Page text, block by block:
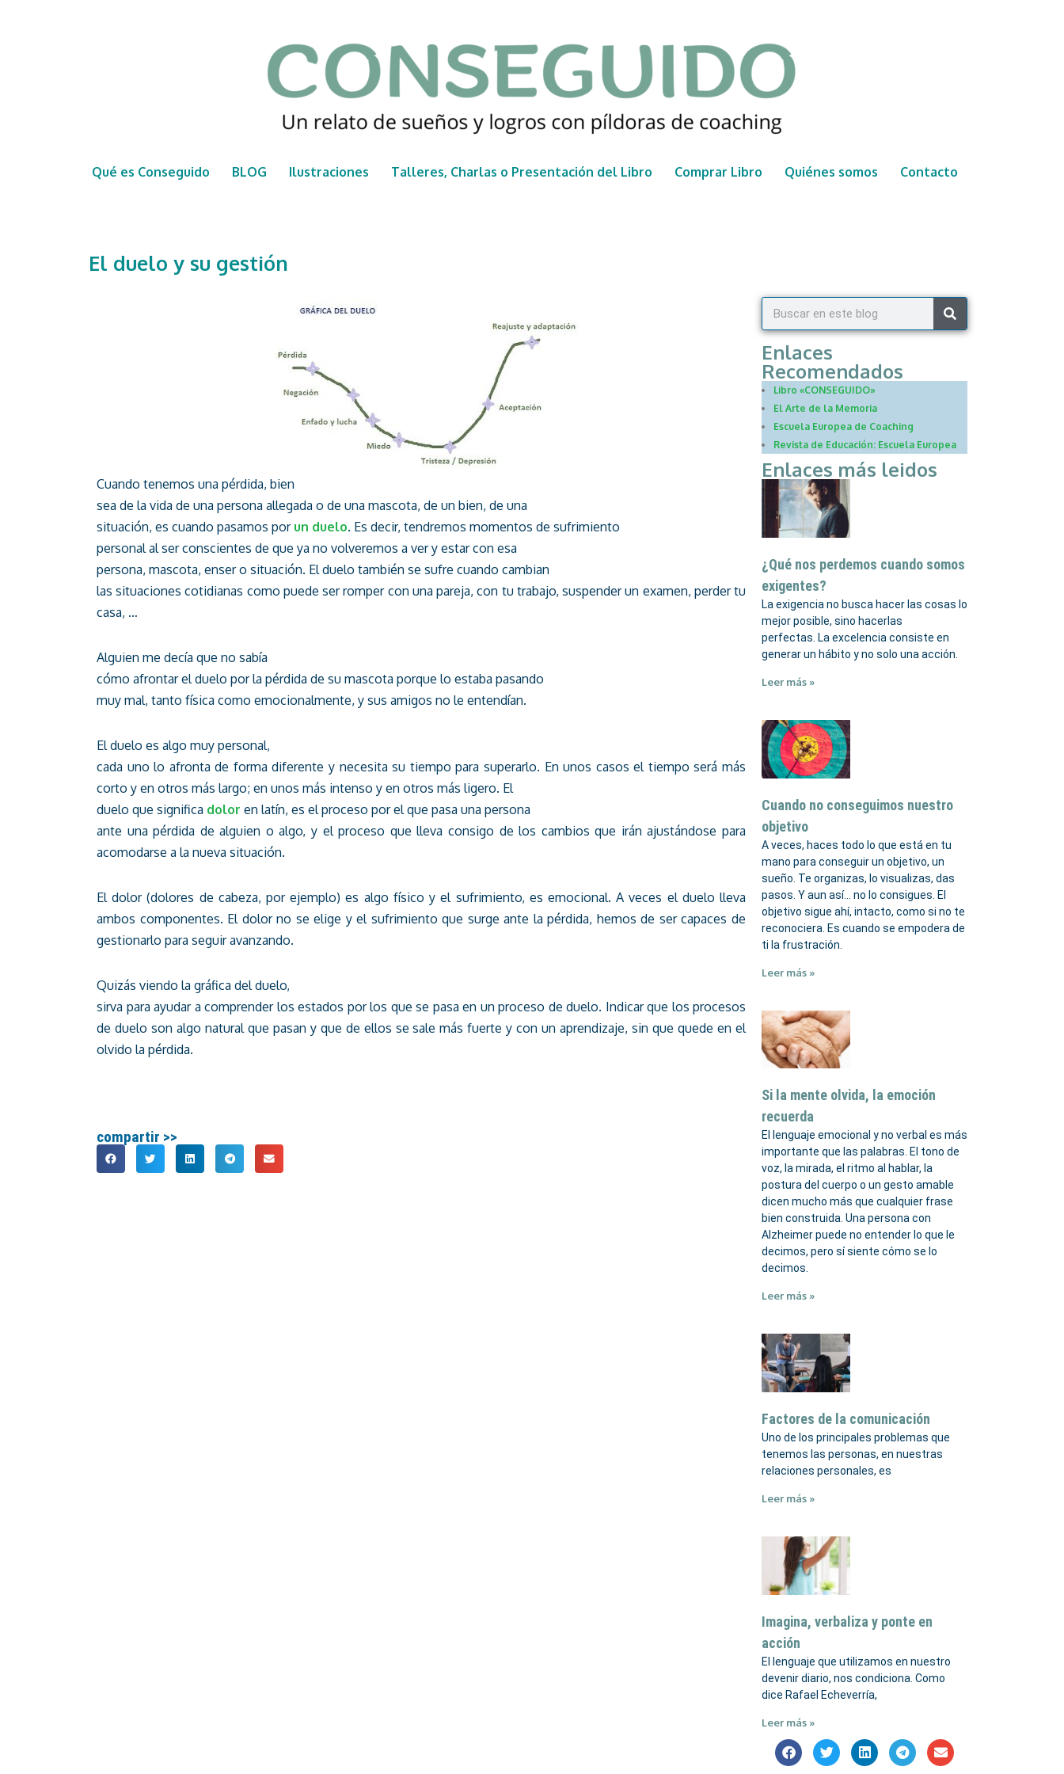
Qué es Conseguido BLOG Ilustraciones Talleres, Charlas o Presentación del Libro Comprar Libro Quiénes somos Contacto
El duelo y su gestión
Cuando tenemos una pérdida, bien
sea de la vida de una persona allegada o de una mascota, de un bien, de una
situación, es cuando pasamos por un duelo. Es decir, tendremos momentos de sufrimiento
personal al ser conscientes de que ya no volveremos a ver y estar con esa
persona, mascota, enser o situación. El duelo también se sufre cuando cambian
las situaciones cotidianas como puede ser romper con una pareja, con tu trabajo, suspender un examen, perder tu
casa, …
Alguien me decía que no sabía
cómo afrontar el duelo por la pérdida de su mascota porque lo estaba pasando
muy mal, tanto física como emocionalmente, y sus amigos no le entendían.
El duelo es algo muy personal,
cada uno lo afronta de forma diferente y necesita su tiempo para superarlo. En unos casos el tiempo será más
corto y en otros más largo; en unos más intenso y en otros más ligero. El
duelo que significa dolor en latín, es el proceso por el que pasa una persona
ante una pérdida de alguien o algo, y el proceso que lleva consigo de los cambios que irán ajustándose para
acomodarse a la nueva situación.
El dolor (dolores de cabeza, por ejemplo) es algo físico y el sufrimiento, es emocional. A veces el duelo lleva
ambos componentes. El dolor no se elige y el sufrimiento que surge ante la pérdida, hemos de ser capaces de
gestionarlo para seguir avanzando.
Quizás viendo la gráfica del duelo,
sirva para ayudar a comprender los estados por los que se pasa en un proceso de duelo. Indicar que los procesos
de duelo son algo natural que pasan y que de ellos se sale más fuerte y con un aprendizaje, sin que quede en el
olvido la pérdida.
compartir >>
Enlaces
Recomendados
Libro «CONSEGUIDO»
El Arte de la Memoria
Escuela Europea de Coaching
Revista de Educación: Escuela Europea
Enlaces más leidos
¿Qué nos perdemos cuando somos
exigentes?
La exigencia no busca hacer las cosas lo
mejor posible, sino hacerlas
perfectas. La excelencia consiste en
generar un hábito y no solo una acción.
Leer más »
Cuando no conseguimos nuestro
objetivo
A veces, haces todo lo que está en tu
mano para conseguir un objetivo, un
sueño. Te organizas, lo visualizas, das
pasos. Y aun así… no lo consigues. El
objetivo sigue ahí, intacto, como si no te
reconociera. Es cuando se empodera de
ti la frustración.
Leer más »
Si la mente olvida, la emoción
recuerda
El lenguaje emocional y no verbal es más
importante que las palabras. El tono de
voz, la mirada, el ritmo al hablar, la
postura del cuerpo o un gesto amable
dicen mucho más que cualquier frase
bien construida. Una persona con
Alzheimer puede no entender lo que le
decimos, pero sí siente cómo se lo
decimos.
Leer más »
Factores de la comunicación
Uno de los principales problemas que
tenemos las personas, en nuestras
relaciones personales, es
Leer más »
Imagina, verbaliza y ponte en
acción
El lenguaje que utilizamos en nuestro
devenir diario, nos condiciona. Como
dice Rafael Echeverría,
Leer más »